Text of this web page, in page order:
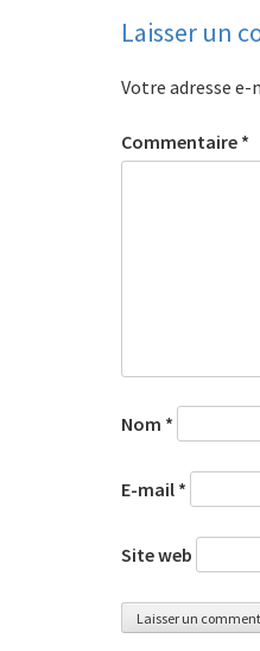
Laisser un
Votre adresse e-
Commentaire *
Nom *
E-mail *
Site web